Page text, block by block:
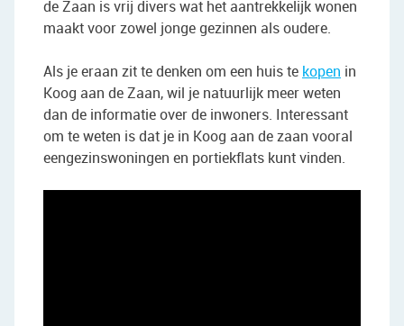
de Zaan is vrij divers wat het aantrekkelijk wonen
maakt voor zowel jonge gezinnen als oudere.
Als je eraan zit te denken om een huis te kopen in
Koog aan de Zaan, wil je natuurlijk meer weten
dan de informatie over de inwoners. Interessant
om te weten is dat je in Koog aan de zaan vooral
eengezinswoningen en portiekflats kunt vinden.